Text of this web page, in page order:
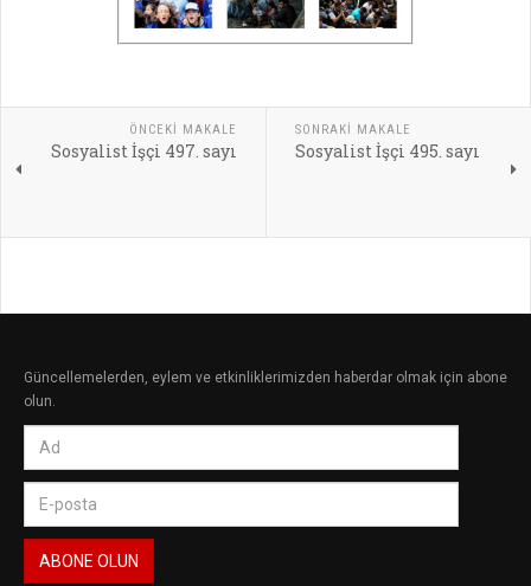
ÖNCEKI MAKALE
Sosyalist İşçi 497. sayı
SONRAKI MAKALE
Sosyalist İşçi 495. sayı
Güncellemelerden, eylem ve etkinliklerimizden haberdar olmak için abone
olun.